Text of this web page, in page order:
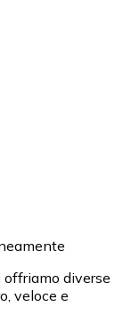
offriamo diverse
veloce e